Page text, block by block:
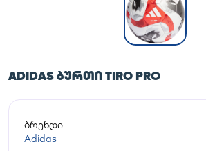
ADIDAS ᲑᲣᲠᲗᲘ TIRO PRO
ბრენდი
Adidas